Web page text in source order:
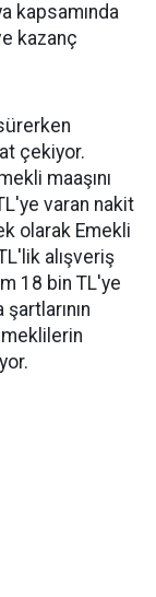
kapsamında
kazanç
çekiyor.
maaşını
varan nakit
olarak Emekli
alışveriş
18 bin TL'ye